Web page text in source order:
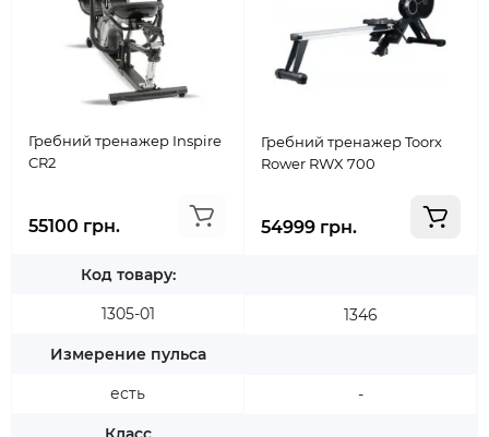
Гребний тренажер Inspire
CR2
55100 грн.
Код товару:
1305-01
Измерение пульса
есть
Гребний тренажер Toorx
Rower RWX 700
54999 грн.
1346
-